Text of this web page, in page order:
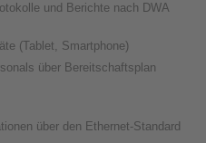
und Berichte nach DWA
(Tablet, Smartphone)
über Bereitschaftsplan
über den Ethernet-Standard